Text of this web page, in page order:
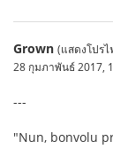
Grown (แสดงโปรไ
28 กุมภาพันธ์ 2017,
---
"Nun, bonvolu